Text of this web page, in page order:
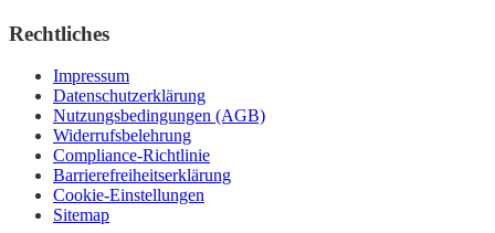
Rechtliches
Impressum
Datenschutzerklärung
Nutzungsbedingungen (AGB)
Widerrufsbelehrung
Compliance-Richtlinie
Barrierefreiheitserklärung
Cookie-Einstellungen
Sitemap